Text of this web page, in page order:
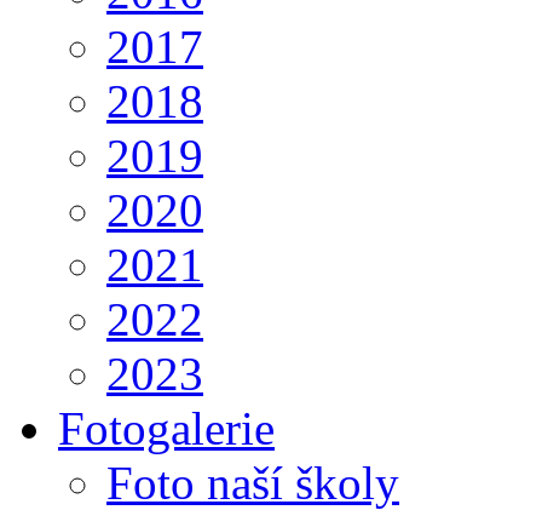
2017
2018
2019
2020
2021
2022
2023
Fotogalerie
Foto naší školy